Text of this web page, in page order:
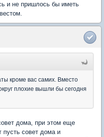
и не пришлось бы иметь
кроме вас самих. Вместо
плохие вышли бы сегодня
дома, при этом еще
пусть совет дома и